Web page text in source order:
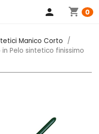
shopping_cart 0
person
Manico Corto
Pelo sintetico finissimo